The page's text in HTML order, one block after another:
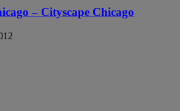
– Cityscape Chicago